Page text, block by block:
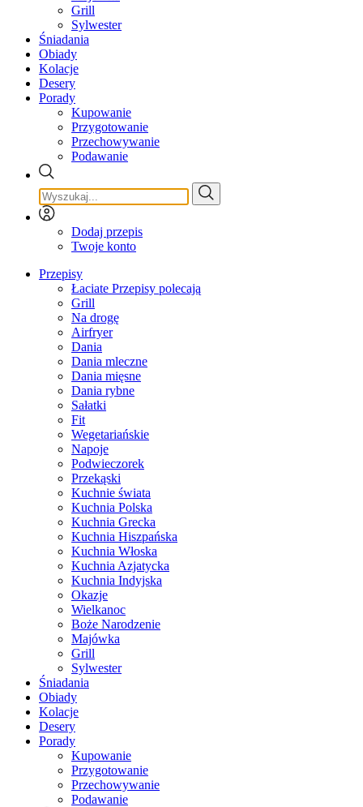
Grill
Sylwester
Śniadania
Obiady
Kolacje
Desery
Porady
Kupowanie
Przygotowanie
Przechowywanie
Podawanie
Dodaj przepis
Twoje konto
Przepisy
Łaciate Przepisy polecają
Grill
Na drogę
Airfryer
Dania
Dania mleczne
Dania mięsne
Dania rybne
Sałatki
Fit
Wegetariańskie
Napoje
Podwieczorek
Przekąski
Kuchnie świata
Kuchnia Polska
Kuchnia Grecka
Kuchnia Hiszpańska
Kuchnia Włoska
Kuchnia Azjatycka
Kuchnia Indyjska
Okazje
Wielkanoc
Boże Narodzenie
Majówka
Grill
Sylwester
Śniadania
Obiady
Kolacje
Desery
Porady
Kupowanie
Przygotowanie
Przechowywanie
Podawanie